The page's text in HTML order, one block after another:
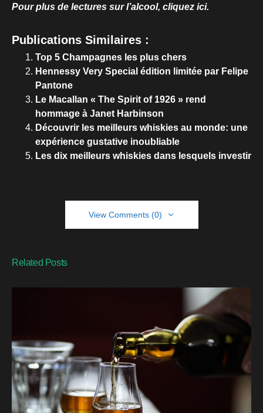
Pour plus de lectures sur l’alcool, cliquez ici.
Publications Similaires :
Top 5 Champagnes les plus chers
Hennessy Very Special édition limitée par Felipe
Pantone
Le Macallan « The Spirit of 1926 » rend
hommage à Janet Harbinson
Découvrir les meilleurs whiskies au monde: une
expérience gustative inoubliable
Les dix meilleurs whiskies dans lesquels investir
View Comments (0)
Related Posts